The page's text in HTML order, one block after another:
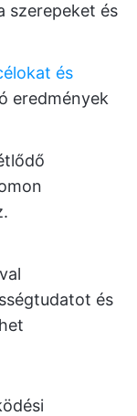
szerepeket és
és
eredmények
és